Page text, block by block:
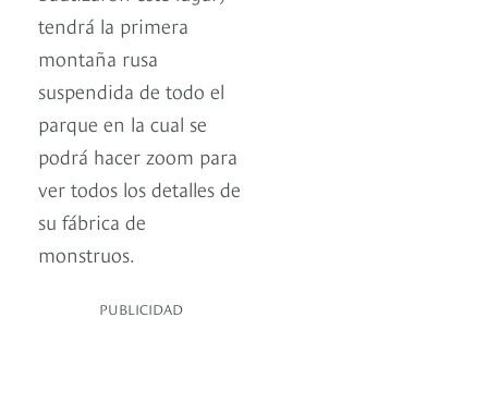
tendrá la primera
montaña rusa
suspendida de todo el
parque en la cual se
podrá hacer zoom para
ver todos los detalles de
su fábrica de
monstruos.
PUBLICIDAD